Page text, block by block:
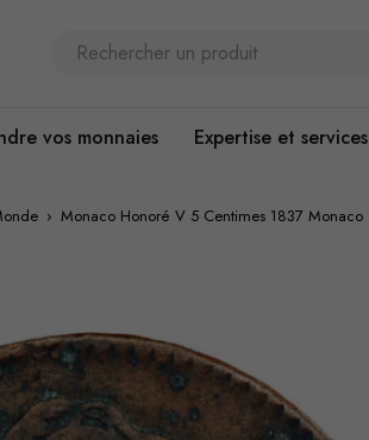
vos monnaies Expertise et services
› Monaco Honoré V 5 Centimes 1837 Monaco